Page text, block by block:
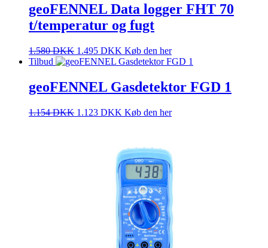
geoFENNEL Data logger FHT 70
t/temperatur og fugt
1.580DKK 1.495 DKK Køb den her
Tilbud
geoFENNEL Gasdetektor FGD 1
1.154DKK 1.123 DKK Køb den her